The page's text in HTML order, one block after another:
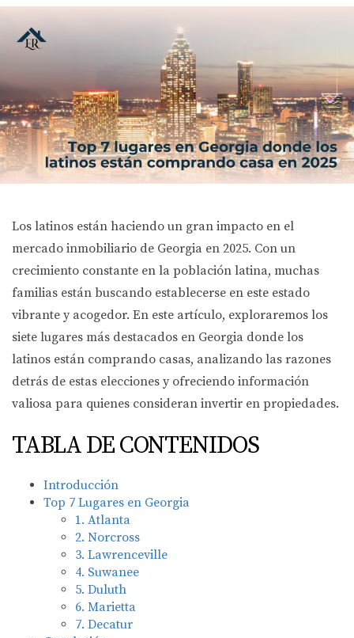
Los latinos están haciendo un gran impacto en el
mercado inmobiliario de Georgia en 2025. Con un
crecimiento constante en la población latina, muchas
familias están buscando establecerse en este estado
vibrante y acogedor. En este artículo, exploraremos los
siete lugares más destacados en Georgia donde los
latinos están comprando casas, analizando las razones
detrás de estas elecciones y ofreciendo información
valiosa para quienes consideran invertir en propiedades.
TABLA DE CONTENIDOS
Introducción
Top 7 Lugares en Georgia
1. Atlanta
2. Norcross
3. Lawrenceville
4. Suwanee
5. Duluth
6. Marietta
7. Decatur